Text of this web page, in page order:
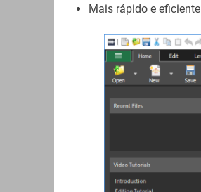
Mais rápido e eficiente